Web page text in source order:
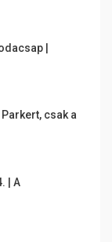
|
csak a
| A